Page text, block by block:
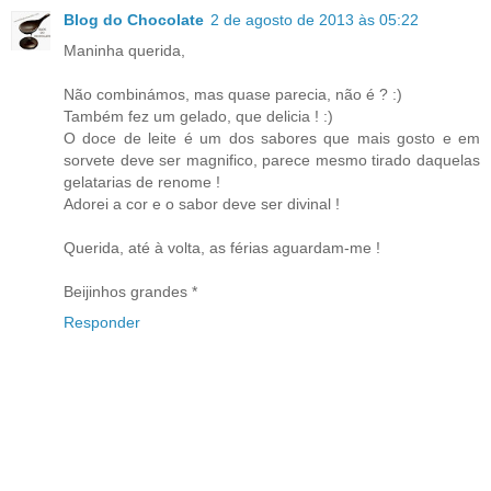
Blog do Chocolate 2 de agosto de 2013 às 05:22
Maninha querida,
Não combinámos, mas quase parecia, não é ? :)
Também fez um gelado, que delicia ! :)
O doce de leite é um dos sabores que mais gosto e em
sorvete deve ser magnifico, parece mesmo tirado daquelas
gelatarias de renome !
Adorei a cor e o sabor deve ser divinal !
Querida, até à volta, as férias aguardam-me !
Beijinhos grandes *
Responder